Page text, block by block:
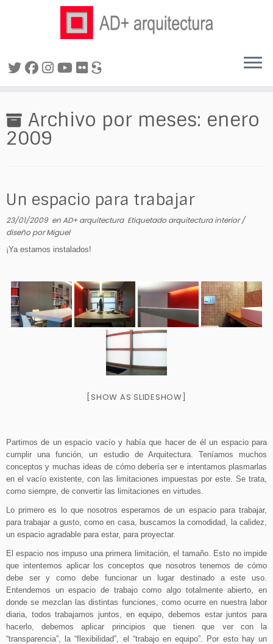
contenidoArchivo por meses: enero
2009
Un espacio para trabajar
23/01/2009enAD+ arquitectura Etiquetado arquitectura interior/
diseño porMiguel
¡Ya estamos instalados!
[SHOW AS SLIDESHOW]
Partimos de un espacio vacío y había que hacer de él un espacio para
cumplir una función, un estudio de Arquitectura. Teníamos muchos
conceptos y muchas ideas de cómo debería ser e intentamos plasmarlas
en el vacío existente, con las limitaciones impuestas por este. Se trata,
como siempre, de convertir las limitaciones en virtudes.
Lo primero es lo que nosotros esperamos de un espacio para trabajar,
para trabajar a gusto, como en casa, buscamos la comodidad, la calidez,
un espacio agradable para estar, para proyectar.
El espacio nos impuso una primera limitación, el tamaño. Esto no impide
que intentemos aplicar los conceptos que nosotros tenemos de cómo
debe ser y como debe funcionar un lugar destinado a este uso.
Entendemos un espacio de trabajo como algo totalmente abierto, en
donde se mezclan las distintas funciones, como ocurre en nuestra labor
diaria, todos trabajamos juntos, en equipo, debemos estar juntos para
hacerlo, debemos aplicar principios que tienen que ver con la
“transparencia”, la “flexibilidad”, el “trabajo en equipo”. Por esto hay un